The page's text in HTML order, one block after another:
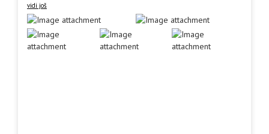
vidi još